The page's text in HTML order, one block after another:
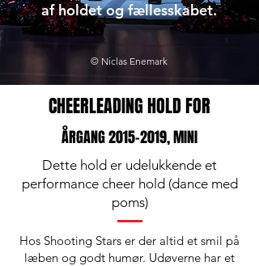
af holdet og fællesskabet.
© Niclas Enemark
CHEERLEADING HOLD FOR
ÅRGANG2015-2019, MINI
Dette hold er udelukkende et
performance cheer hold (dance med
poms)
Hos Shooting Stars er der altid et smil på
læben og godt humør. Udøverne har et